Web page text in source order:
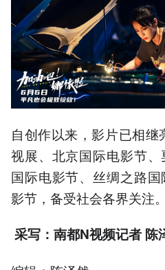
自创作以来，影片已相
视展、北京国际电影节
国际电影节、丝绸之路
影节，备受社会各界关注。
采写：南都N视频记者 陈